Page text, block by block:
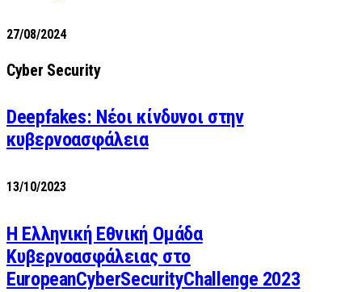
27/08/2024
Cyber Security
Deepfakes: Νέοι κίνδυνοι στην
κυβερνοασφάλεια
13/10/2023
Η Ελληνική Εθνική Ομάδα
Κυβερνοασφάλειας στο
EuropeanCyberSecurityChallenge 2023